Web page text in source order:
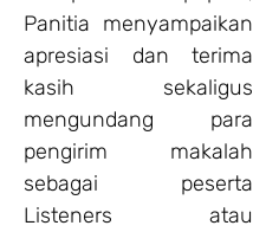
Panitia menyampaikan
apresiasi dan terima
kasih sekaligus
mengundang para
pengirim makalah
sebagai peserta
Listeners atau